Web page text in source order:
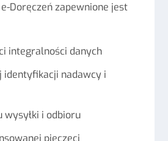
Doręczeń zapewnione jest
integralności danych
identyfikacji nadawcy i
wysyłki i odbioru
pieczęci